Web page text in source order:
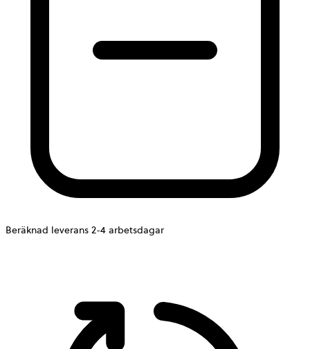
Beräknad leverans 2-4 arbetsdagar